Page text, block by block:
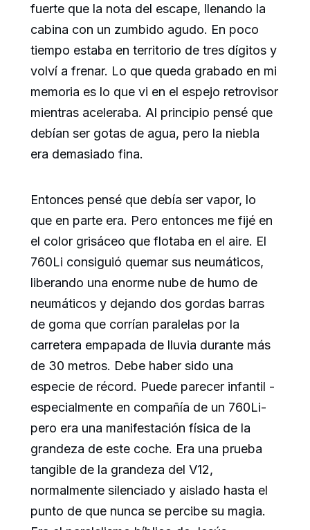
fuerte que la nota del escape, llenando la
cabina con un zumbido agudo. En poco
tiempo estaba en territorio de tres dígitos y
volví a frenar. Lo que queda grabado en mi
memoria es lo que vi en el espejo retrovisor
mientras aceleraba. Al principio pensé que
debían ser gotas de agua, pero la niebla
era demasiado fina.
Entonces pensé que debía ser vapor, lo
que en parte era. Pero entonces me fijé en
el color grisáceo que flotaba en el aire. El
760Li consiguió quemar sus neumáticos,
liberando una enorme nube de humo de
neumáticos y dejando dos gordas barras
de goma que corrían paralelas por la
carretera empapada de lluvia durante más
de 30 metros. Debe haber sido una
especie de récord. Puede parecer infantil -
especialmente en compañía de un 760Li-
pero era una manifestación física de la
grandeza de este coche. Era una prueba
tangible de la grandeza del V12,
normalmente silenciado y aislado hasta el
punto de que nunca se percibe su magia.